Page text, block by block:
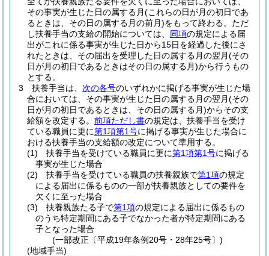
その事実が生じた日の属する月(これらの日が月の初日であ
るときは、その日の属する月の前月)をもって終わる。 ただ
し扶養手当の支給の開始については、 同項の規定による届
出がこれに係る事実が生じた日から15日を経過した後にさ
れたときは、その届出を受理した日の属する月の翌月(その
日が月の初日であるときはその日の属する月)から行うもの
とする。
3
扶養手当は、 次の各号のいずれかに掲げる事実が生じた場
合においては、その事実が生じた日の属する月の翌月(その
日が月の初日であるときは、その日の属する月)からその支
給額を改定する。 前項ただし書の規定は、扶養手当を受け
ている職員に更に第1項第1号に掲げる事実が生じた場合に
おける扶養手当の支給額の改定について準用する。
(1)
扶養手当を受けている職員に更に第1項第1号に掲げる
事実が生じた場合
(2)
扶養手当を受けている職員の扶養親族で第1項の規定
による届出に係るものの一部が扶養親族としての要件を
欠くに至った場合
(3)
扶養親族たる子で第1項の規定による届出に係るもの
のうち特定期間にある子でなかった者が特定期間にある
子となった場合
(一部改正〔平成19年条例20号・28年25号〕)
(地域手当)